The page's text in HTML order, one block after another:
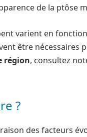
de la ptôse
varient en
être nécessaires
région, consultez
?
des facteurs